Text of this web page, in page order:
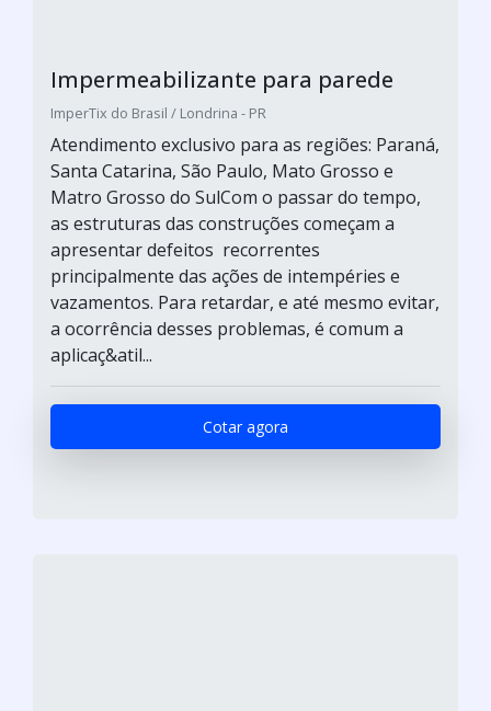
Impermeabilizante para parede
ImperTix do Brasil / Londrina - PR
Atendimento exclusivo para as regiões: Paraná,
Santa Catarina, São Paulo, Mato Grosso e
Matro Grosso do SulCom o passar do tempo,
as estruturas das construções começam a
apresentar defeitos recorrentes
principalmente das ações de intempéries e
vazamentos. Para retardar, e até mesmo evitar,
a ocorrência desses problemas, é comum a
aplicaç&atil...
Cotar agora